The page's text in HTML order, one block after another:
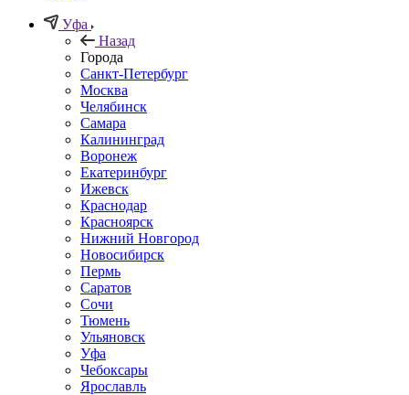
Уфа
Назад
Города
Санкт-Петербург
Москва
Челябинск
Самара
Калининград
Воронеж
Екатеринбург
Ижевск
Краснодар
Красноярск
Нижний Новгород
Новосибирск
Пермь
Саратов
Сочи
Тюмень
Ульяновск
Уфа
Чебоксары
Ярославль